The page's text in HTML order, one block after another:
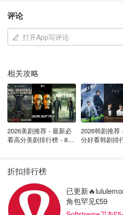
适用范围
凡在2020年1月31日（含）前购买
票。
客票处理办法
首次提出改期申请，可在客
南航官网、APP、微信等渠
点击“中国南方航空”微信号
服】，输入“武汉退改”；
点击南航APP“我”的页面左
入“武汉退改”；
评论
打开App写评论
相关攻略
2026美剧推荐 - 最新必
看高分美剧排行榜 - 8月
2026韩剧推荐
分好看韩剧排
折扣排行榜
已更新
角包罕见£59